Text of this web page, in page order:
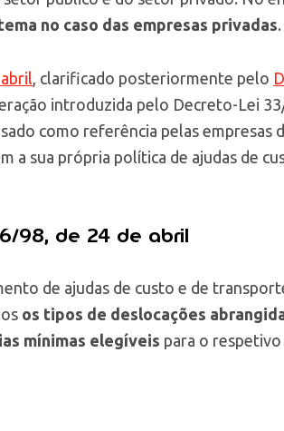
no caso das empresas privadas.
, clarificado posteriormente pelo
introduzida pelo Decreto-Lei
como referência pelas empresas
a sua própria política de ajudas de
98, de 24 de abril
de ajudas de custo e de
os tipos de deslocações
mínimas elegíveis para o respetivo